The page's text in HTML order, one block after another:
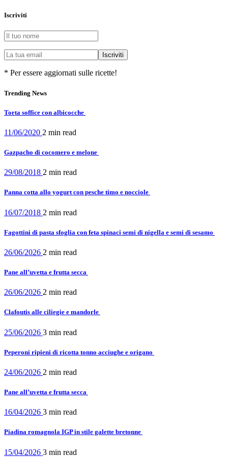
Iscriviti
* Per essere aggiornati sulle ricette!
Trending News
Torta soffice con albicocche
11/06/2020 2 min read
Gazpacho di cocomero e melone
29/08/2018 2 min read
Panna cotta allo yogurt con pesche timo e nocciole
16/07/2018 2 min read
Fagottini di pasta sfoglia con feta spinaci semi di nigella e semi di sesamo
26/06/2026 2 min read
Pane all’uvetta e frutta secca
26/06/2026 2 min read
Clafoutis alle ciliegie e mandorle
25/06/2026 3 min read
Peperoni ripieni di ricotta tonno acciughe e origano
24/06/2026 2 min read
Pane all’uvetta e frutta secca
16/04/2026 3 min read
Piadina romagnola IGP in stile galette bretonne
15/04/2026 3 min read